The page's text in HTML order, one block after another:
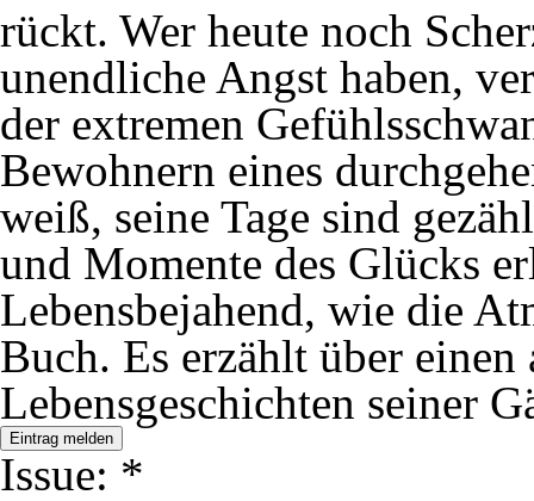
rückt. Wer heute noch
unendliche Angst haben,
der extremen
Bewohnern eines
weiß, seine Tage sind
und Momente des Glücks
Lebensbejahend, wie die
Buch. Es erzählt über
Lebensgeschichten seiner
Eintrag melden
Issue: *